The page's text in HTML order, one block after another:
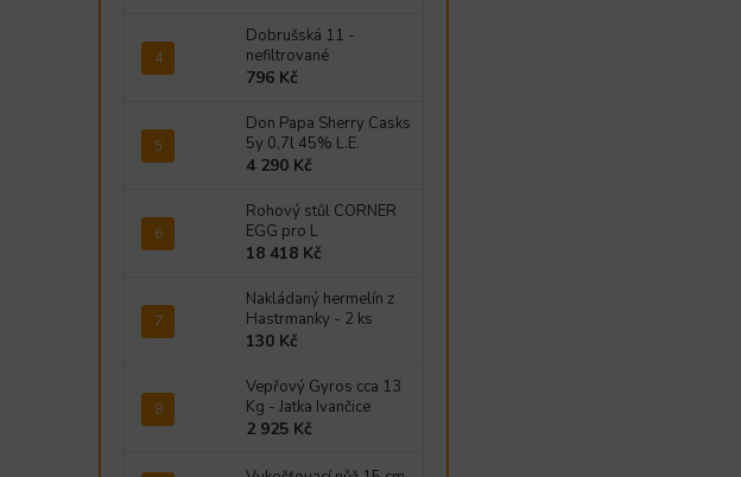
Dobrušská 11 -
nefiltrované
796 Kč
Don Papa Sherry Casks
5y 0,7l 45% L.E.
4 290 Kč
Rohový stůl CORNER
EGG pro L
18 418 Kč
Nakládaný hermelín z
Hastrmanky - 2 ks
130 Kč
Vepřový Gyros cca 13
Kg - Jatka Ivančice
2 925 Kč